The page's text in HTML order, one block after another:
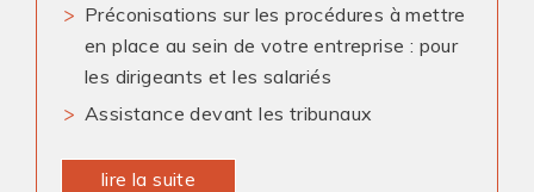
Préconisations sur les procédures à mettre
en place au sein de votre entreprise : pour
les dirigeants et les salariés
Assistance devant les tribunaux
lire la suite